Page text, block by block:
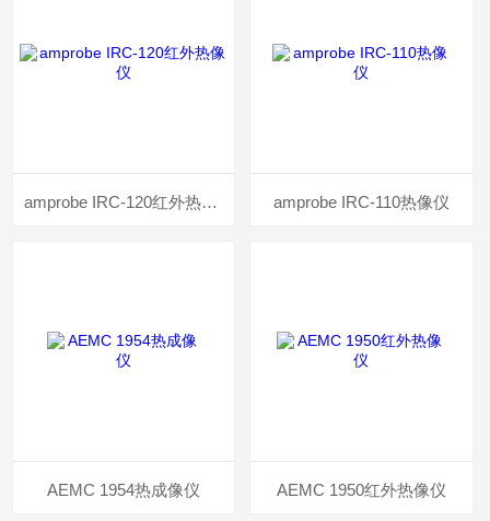
amprobe IRC-120红外热像仪 amprobe IRC-110热像仪
AEMC 1954热成像仪 AEMC 1950红外热像仪